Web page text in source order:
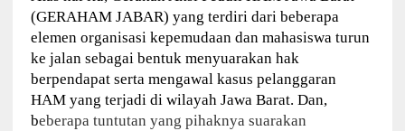
(GERAHAM JABAR) yang terdiri dari beberapa
elemen organisasi kepemudaan dan mahasiswa turun
ke jalan sebagai bentuk menyuarakan hak
berpendapat serta mengawal kasus pelanggaran
HAM yang terjadi di wilayah Jawa Barat. Dan,
beberapa tuntutan yang pihaknya suarakan